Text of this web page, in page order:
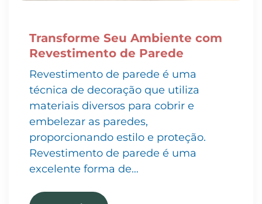
Transforme Seu Ambiente com
Revestimento de Parede
Revestimento de parede é uma
técnica de decoração que utiliza
materiais diversos para cobrir e
embelezar as paredes,
proporcionando estilo e proteção.
Revestimento de parede é uma
excelente forma de…